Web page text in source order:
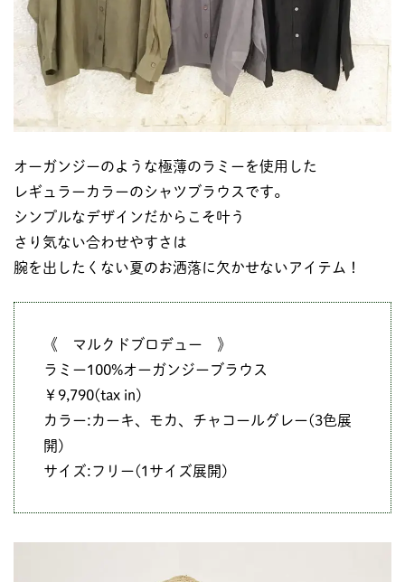
オーガンジーのような極薄のラミーを使用した
レギュラーカラーのシャツブラウスです。
シンプルなデザインだからこそ叶う
さり気ない合わせやすさは
腕を出したくない夏のお洒落に欠かせないアイテム！
《 マルクドブロデュー 》
ラミー100%オーガンジーブラウス
￥9,790(tax in)
カラー:カーキ、モカ、チャコールグレー(3色展
開)
サイズ:フリー(1サイズ展開)